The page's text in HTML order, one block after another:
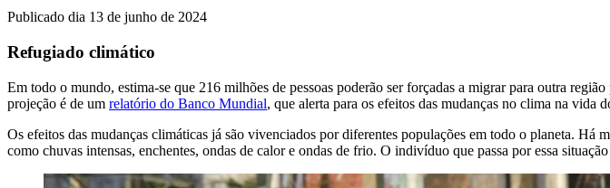
Publicado dia 13 de junho de 2024
Refugiado climático
Em todo o mundo, estima-se que 216 milhões de pessoas poderão ser forçadas a migrar para outra
projeção é de um relatório do Banco Mundial, que alerta para os efeitos das mudanças no clima na vida
Os efeitos das mudanças climáticas já são vivenciados por diferentes populações em todo o planeta.
como chuvas intensas, enchentes, ondas de calor e ondas de frio. O indivíduo que passa por essa